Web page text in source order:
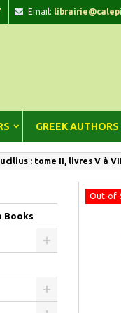
Email:
GREEK AUTHORS
: tome II, livres V à VII
Books
Out-of-